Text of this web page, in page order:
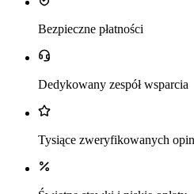
Bezpieczne płatności
Dedykowany zespół wsparcia
Tysiące zweryfikowanych